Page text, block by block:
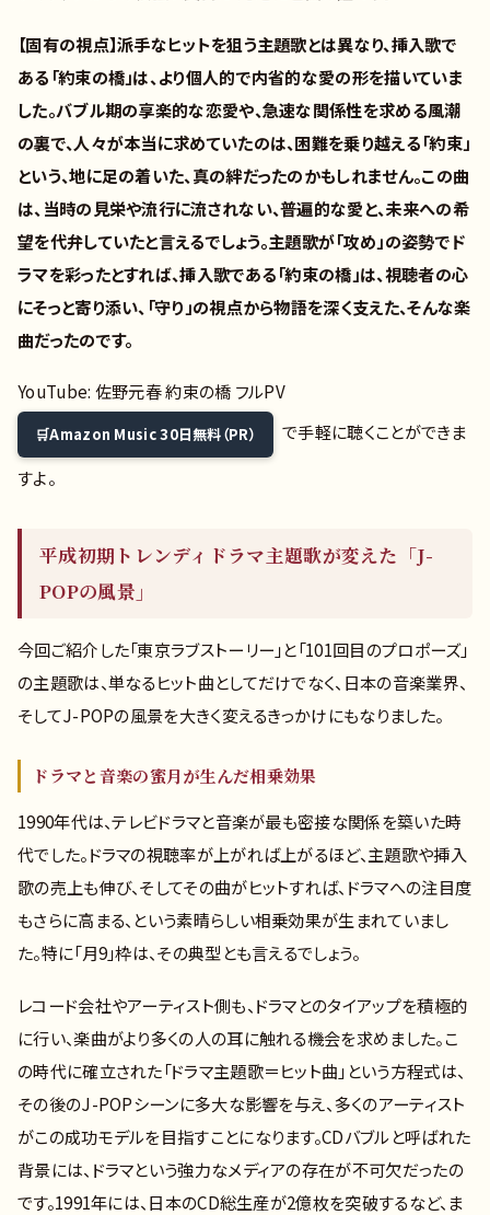
【固有の視点】派手なヒットを狙う主題歌とは異なり、挿入歌で
ある「約束の橋」は、より個人的で内省的な愛の形を描いていま
した。バブル期の享楽的な恋愛や、急速な関係性を求める風潮
の裏で、人々が本当に求めていたのは、困難を乗り越える「約束」
という、地に足の着いた、真の絆だったのかもしれません。この曲
は、当時の見栄や流行に流されない、普遍的な愛と、未来への希
望を代弁していたと言えるでしょう。主題歌が「攻め」の姿勢でド
ラマを彩ったとすれば、挿入歌である「約束の橋」は、視聴者の心
にそっと寄り添い、「守り」の視点から物語を深く支えた、そんな楽
曲だったのです。
YouTube: 佐野元春 約束の橋 フルPV
Amazon Music 30日無料（PR）
で手軽に聴くことができま
すよ。
平成初期トレンディドラマ主題歌が変えた「J-
POPの風景」
今回ご紹介した「東京ラブストーリー」と「101回目のプロポーズ」
の主題歌は、単なるヒット曲としてだけでなく、日本の音楽業界、
そしてJ-POPの風景を大きく変えるきっかけにもなりました。
ドラマと音楽の蜜月が生んだ相乗効果
1990年代は、テレビドラマと音楽が最も密接な関係を築いた時
代でした。ドラマの視聴率が上がれば上がるほど、主題歌や挿入
歌の売上も伸び、そしてその曲がヒットすれば、ドラマへの注目度
もさらに高まる、という素晴らしい相乗効果が生まれていまし
た。特に「月9」枠は、その典型とも言えるでしょう。
レコード会社やアーティスト側も、ドラマとのタイアップを積極的
に行い、楽曲がより多くの人の耳に触れる機会を求めました。こ
の時代に確立された「ドラマ主題歌＝ヒット曲」という方程式は、
その後のJ-POPシーンに多大な影響を与え、多くのアーティスト
がこの成功モデルを目指すことになります。CDバブルと呼ばれた
背景には、ドラマという強力なメディアの存在が不可欠だったの
です。1991年には、日本のCD総生産が2億枚を突破するなど、ま